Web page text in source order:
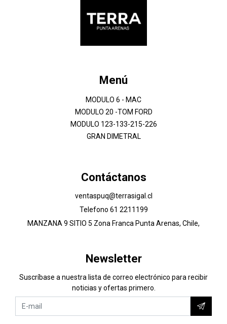
Menú
MODULO 6 - MAC
MODULO 20 -TOM FORD
MODULO 123-133-215-226
GRAN DIMETRAL
Contáctanos
ventaspuq@terrasigal.cl
Telefono 61 2211199
MANZANA 9 SITIO 5 Zona Franca Punta Arenas, Chile,
Newsletter
Suscríbase a nuestra lista de correo electrónico para recibir
noticias y ofertas primero.